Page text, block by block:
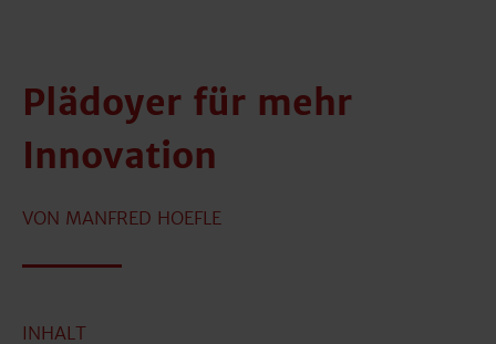
Plädoyer für mehr
Innovation
VON MANFRED HOEFLE
INHALT